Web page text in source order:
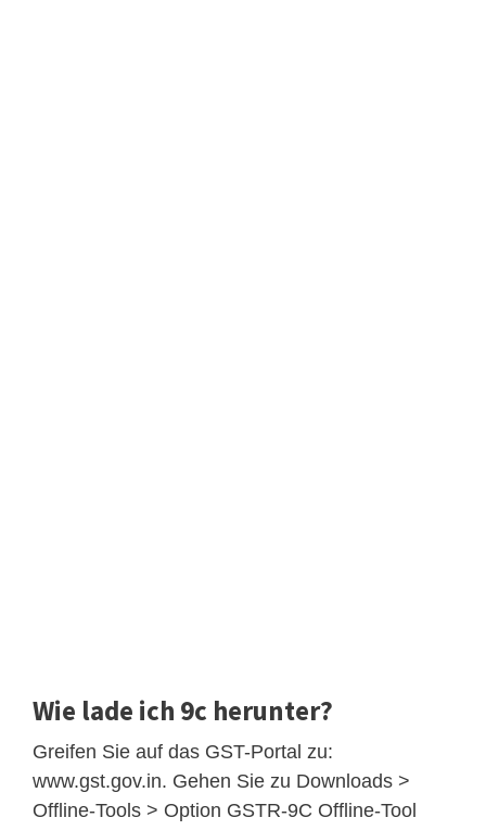
Wie lade ich 9c herunter?
Greifen Sie auf das GST-Portal zu:
www.gst.gov.in. Gehen Sie zu Downloads >
Offline-Tools > Option GSTR-9C Offline-Tool